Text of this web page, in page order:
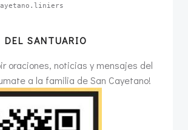
DEL SANTUARIO
oraciones, noticias y mensajes del
a la familia de San Cayetano!